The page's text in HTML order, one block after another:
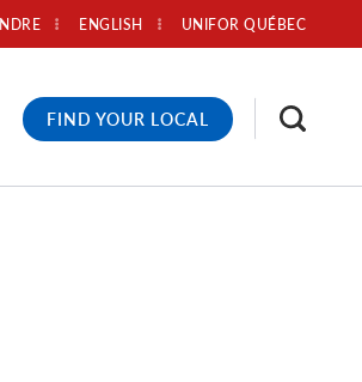
UNIFOR QUÉBEC
ENGLISH
FIND YOUR LOCAL